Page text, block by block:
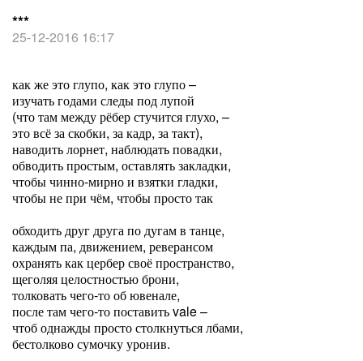
***
25-12-2016 16:17
как же это глупо, как это глупо –
изучать годами следы под лупой
(что там между рёбер стучится глухо, –
это всё за скобки, за кадр, за такт),
наводить лорнет, наблюдать повадки,
обводить простым, оставлять закладки,
чтобы чинно-мирно и взятки гладки,
чтобы не при чём, чтобы просто так
обходить друг друга по дугам в танце,
каждым па, движением, реверансом
охранять как цербер своё пространство,
щеголяя целостностью брони,
толковать чего-то об ювенале,
после там чего-то поставить vale –
чтоб однажды просто столкнуться лбами,
бестолково сумочку уронив.